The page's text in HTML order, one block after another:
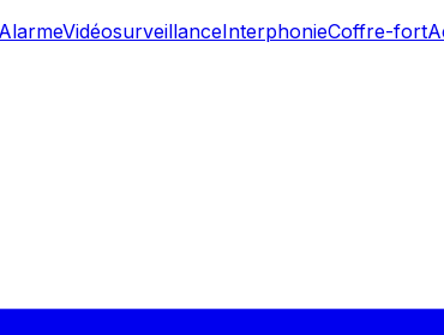
VidéosurveillanceInterphonieCoffre-fort